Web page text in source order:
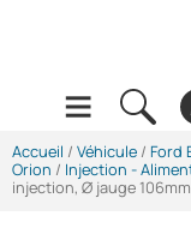
Accueil / Véhicule / Ford
Orion / Injection -
injection, Ø jauge